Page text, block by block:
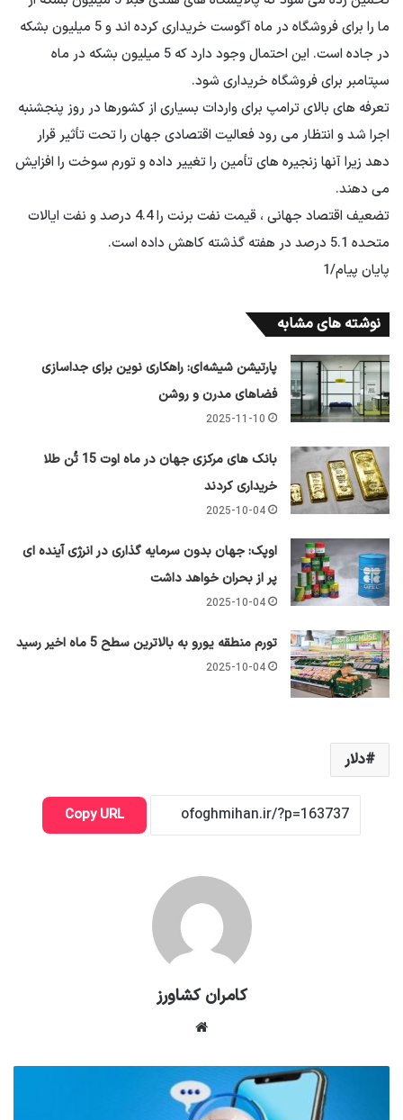
ما را برای فروشگاه در ماه آگوست خریداری کرده اند و 5 میلیون بشکه
در جاده است. این احتمال وجود دارد که 5 میلیون بشکه در ماه
سپتامبر برای فروشگاه خریداری شود.
تعرفه های بالای ترامپ برای واردات بسیاری از کشورها در روز پنجشنبه
اجرا شد و انتظار می رود فعالیت اقتصادی جهان را تحت تأثیر قرار
دهد زیرا آنها زنجیره های تأمین را تغییر داده و تورم سوخت را افزایش
می دهند.
تضعیف اقتصاد جهانی ، قیمت نفت برنت را 4.4 درصد و نفت ایالات
متحده 5.1 درصد در هفته گذشته کاهش داده است.
پایان پیام/1
نوشته های مشابه
پارتیشن شیشه‌ای: راهکاری نوین برای جداسازی
فضاهای مدرن و روشن
2025-11-10
بانک های مرکزی جهان در ماه اوت 15 تُن طلا
خریداری کردند
2025-10-04
اوپک: جهان بدون سرمایه گذاری در انرژی آینده ای
پر از بحران خواهد داشت
2025-10-04
تورم منطقه یورو به بالاترین سطح 5 ماه اخیر رسید
2025-10-04
دلار
Copy URL
کامران کشاورز